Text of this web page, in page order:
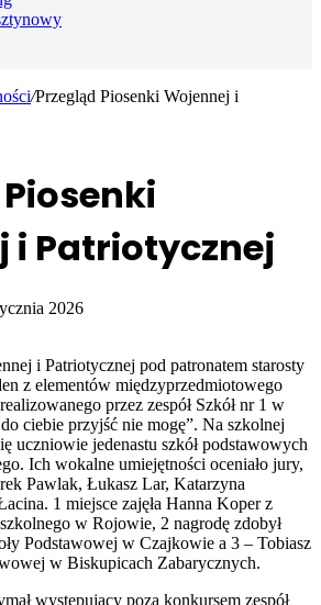
/Przegląd Piosenki Wojennej i
i Patriotycznej
2026
i Patriotycznej pod patronatem starosty
z elementów międzyprzedmiotowego
przez zespół Szkół nr 1 w
ciebie przyjść nie mogę”. Na szkolnej
uczniowie jedenastu szkół podstawowych
Ich wokalne umiejętności oceniało jury,
Pawlak, Łukasz Lar, Katarzyna
1 miejsce zajęła Hanna Koper z
w Rojowie, 2 nagrodę zdobył
Podstawowej w Czajkowie a 3 – Tobiasz
w Biskupicach Zabarycznych.
występujący poza konkursem zespół